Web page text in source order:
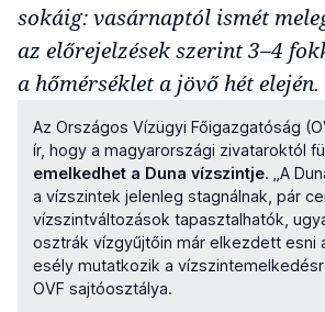
sokáig: vasárnaptól ismét
az előrejelzések szerint 3–4
a hőmérséklet a jövő hét elején.
Az Országos Vízügyi Főigazgatóság
ír, hogy a magyarországi zivataroktól
emelkedhet a Duna vízszintje. „A
a vízszintek jelenleg stagnálnak, pár
vízszintváltozások tapasztalhatók,
osztrák vízgyűjtőin már elkezdett esni
esély mutatkozik a
OVF sajtóosztálya.